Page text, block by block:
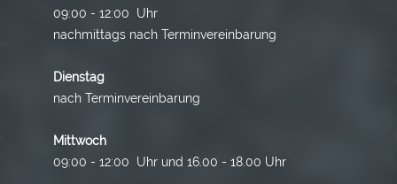
09:00 - 12:00 Uhr
nachmittags nach Terminvereinbarung
Dienstag
nach Terminvereinbarung
Mittwoch
09:00 - 12:00 Uhr und 16.00 - 18.00 Uhr